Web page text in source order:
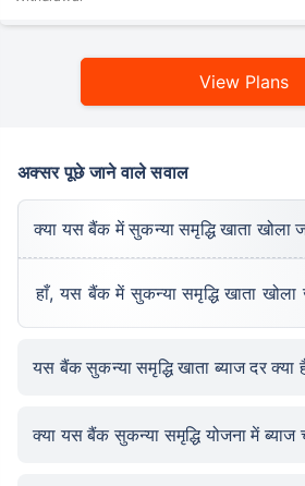
View Plans
अक्सर पूछे जाने वाले सवाल
क्या यस बैंक में सुकन्या समृद्धि खाता खोला
हाँ, यस बैंक में सुकन्या समृद्धि खाता
यस बैंक सुकन्या समृद्धि खाता ब्याज दर क्या
क्या यस बैंक सुकन्या समृद्धि योजना में ब्याज